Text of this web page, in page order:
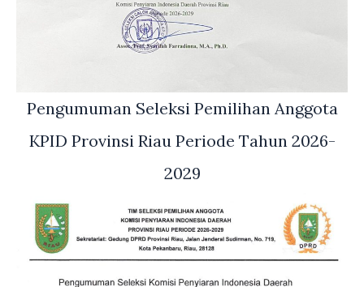
Pengumuman Seleksi Pemilihan Anggota
KPID Provinsi Riau Periode Tahun 2026-
2029